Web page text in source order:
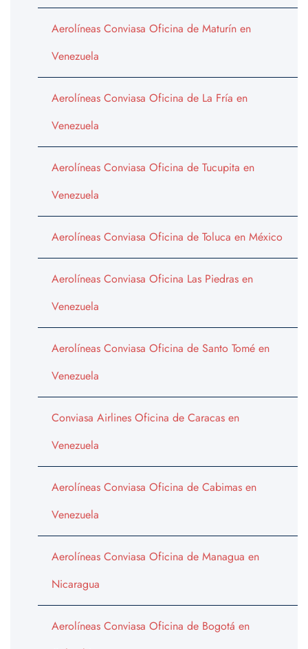
Aerolíneas Conviasa Oficina de Maturín en
Venezuela
Aerolíneas Conviasa Oficina de La Fría en
Venezuela
Aerolíneas Conviasa Oficina de Tucupita en
Venezuela
Aerolíneas Conviasa Oficina de Toluca en México
Aerolíneas Conviasa Oficina Las Piedras en
Venezuela
Aerolíneas Conviasa Oficina de Santo Tomé en
Venezuela
Conviasa Airlines Oficina de Caracas en
Venezuela
Aerolíneas Conviasa Oficina de Cabimas en
Venezuela
Aerolíneas Conviasa Oficina de Managua en
Nicaragua
Aerolíneas Conviasa Oficina de Bogotá en